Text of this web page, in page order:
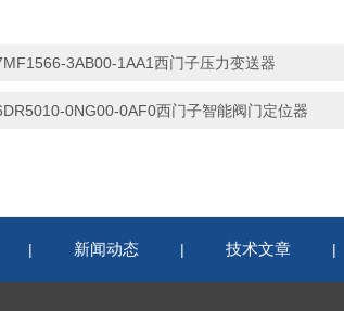
3AB00-1AA1西门子压力变送器
0NG00-0AF0西门子智能阀门定位器
| 新闻动态 | 技术文章 |